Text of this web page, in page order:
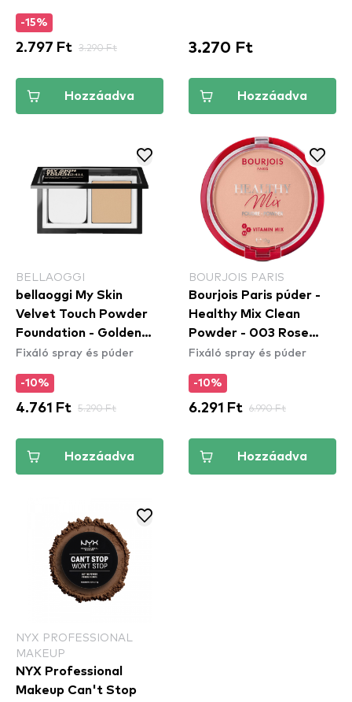
-15%
2.797 Ft 3.290 Ft
Hozzáadva
3.270 Ft
Hozzáadva
BELLAOGGI
bellaoggi My Skin
Velvet Touch Powder
Foundation - Golden
Beige
Fixáló spray és púder
-10%
4.761 Ft 5.290 Ft
Hozzáadva
BOURJOIS PARIS
Bourjois Paris púder -
Healthy Mix Clean
Powder - 003 Rose
Beige
Fixáló spray és púder
-10%
6.291 Ft 6.990 Ft
Hozzáadva
NYX PROFESSIONAL
MAKEUP
NYX Professional
Makeup Can't Stop